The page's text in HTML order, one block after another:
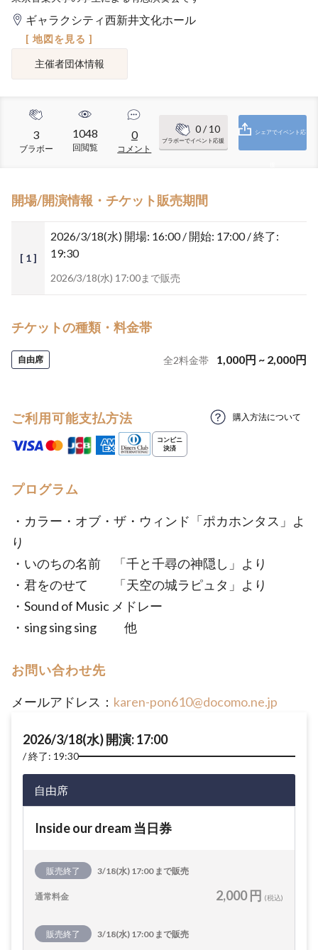
ギャラクシティ西新井文化ホール
[ 地図を見る ]
主催者団体情報
3
ブラボー
1048
回閲覧
0
コメント
0/ 10
ブラボーでイベント応援
シェアでイベント応
開場/開演情報・チケット販売期間
[ 1 ]
2026/3/18(水) 開場: 16:00 / 開始: 17:00 / 終了:
19:30
2026/3/18(水) 17:00まで販売
チケットの種類・料金帯
自由席 全2料金帯 1,000円 ~ 2,000円
ご利用可能支払方法 購入方法について
プログラム
・カラー・オブ・ザ・ウィンド「ポカホンタス」よ
り
・いのちの名前 「千と千尋の神隠し」より
・君をのせて 「天空の城ラピュタ」より
・Sound of Music メドレー
・sing sing sing 他
お問い合わせ先
メールアドレス： karen-pon610@docomo.ne.jp
2026/3/18(水) 開演: 17:00
終了: 19:30
自由席
Inside our dream 当日券
販売終了 3/18(水) 17:00 まで販売
通常料金 2,000 円 (税込)
販売終了 3/18(水) 17:00 まで販売